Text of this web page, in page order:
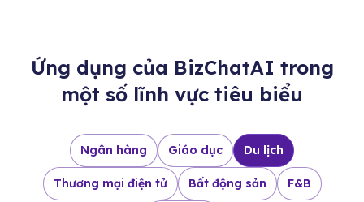
Ứng dụng của BizChatAI trong
một số lĩnh vực tiêu biểu
Ngân hàng Giáo dục Du lịch
Thương mại điện tử Bất động sản F&B